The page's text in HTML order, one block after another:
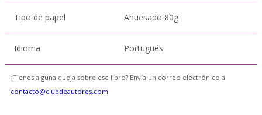
Tipo de papel Ahuesado 80g
Idioma Portugués
¿Tienes alguna queja sobre ese libro? Envía un correo electrónico a
contacto@clubdeautores.com